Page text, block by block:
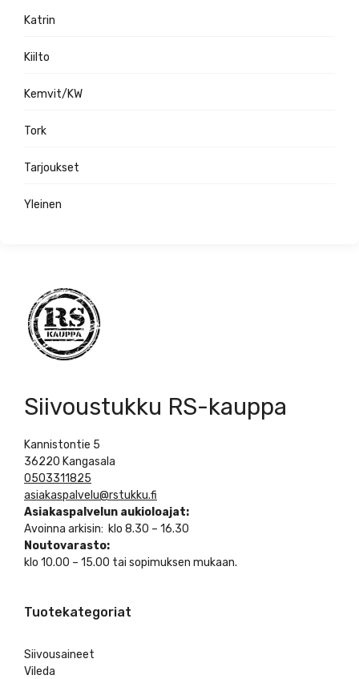
Katrin
Kiilto
Kemvit/KW
Tork
Tarjoukset
Yleinen
Siivoustukku RS-kauppa
Kannistontie 5
36220 Kangasala
0503311825
asiakaspalvelu@rstukku.fi
Asiakaspalvelun aukioloajat:
Avoinna arkisin: klo 8.30 – 16.30
Noutovarasto:
klo 10.00 – 15.00 tai sopimuksen mukaan.
Tuotekategoriat
Siivousaineet
Vileda